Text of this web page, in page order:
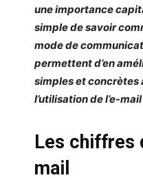
une importance
simple de savoir
mode de
permettent d’en
simples et
l’utilisation de l’e-
Les chiffres
mail